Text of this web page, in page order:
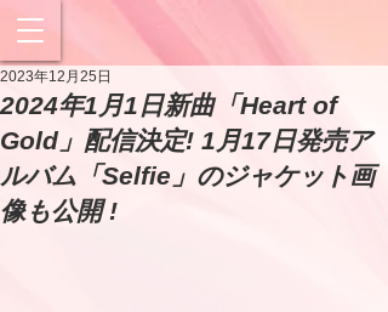
2024年1月1日新曲「Heart of
Gold」配信決定! 1月17日発売ア
ルバム「Selfie」のジャケット画
像も公開 !
2023年12月25日